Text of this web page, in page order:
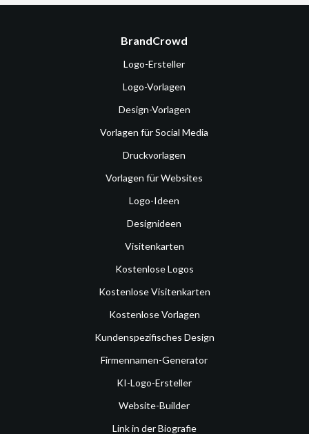
BrandCrowd
Logo-Ersteller
Logo-Vorlagen
Design-Vorlagen
Vorlagen für Social Media
Druckvorlagen
Vorlagen für Websites
Logo-Ideen
Designideen
Visitenkarten
Kostenlose Logos
Kostenlose Visitenkarten
Kostenlose Vorlagen
Kundenspezifisches Design
Firmennamen-Generator
KI-Logo-Ersteller
Website-Builder
Link in der Biografie